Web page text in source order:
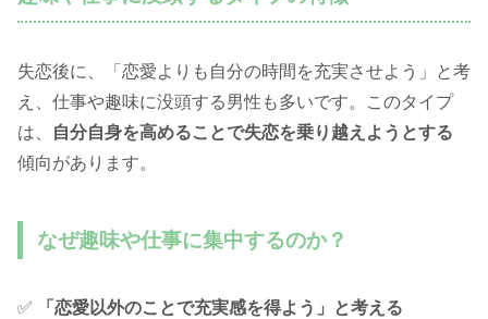
失恋後に、「恋愛よりも自分の時間を充実させよう」と考
え、仕事や趣味に没頭する男性も多いです。このタイプ
は、
自分自身を高めることで失恋を乗り越えようとする
傾向があります。
なぜ趣味や仕事に集中するのか？
✅
「恋愛以外のことで充実感を得よう」と考える